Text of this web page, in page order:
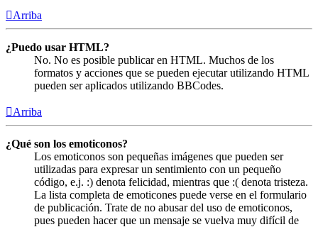
Arriba
¿Puedo usar HTML?
No. No es posible publicar en HTML. Muchos de los
formatos y acciones que se pueden ejecutar utilizando HTML
pueden ser aplicados utilizando BBCodes.
Arriba
¿Qué son los emoticonos?
Los emoticonos son pequeñas imágenes que pueden ser
utilizadas para expresar un sentimiento con un pequeño
código, e.j. :) denota felicidad, mientras que :( denota tristeza.
La lista completa de emoticones puede verse en el formulario
de publicación. Trate de no abusar del uso de emoticonos,
pues pueden hacer que un mensaje se vuelva muy difícil de